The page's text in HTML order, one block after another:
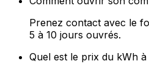
Prenez contact avec le
5 à 10 jours ouvrés.
Quel est le prix du kWh